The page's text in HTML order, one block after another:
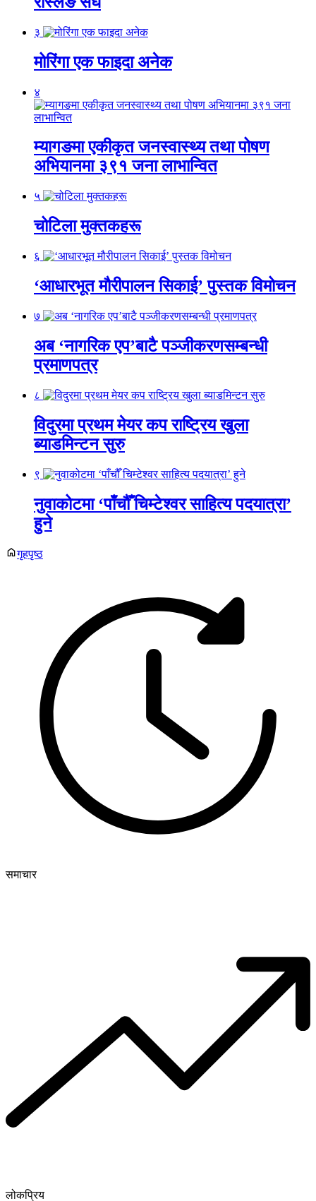
३
मोरिंगा एक फाइदा अनेक
४
म्यागङमा एकीकृत जनस्वास्थ्य तथा पोषण
अभियानमा ३९१ जना लाभान्वित
५
चोटिला मुक्तकहरू
६
‘आधारभूत मौरीपालन सिकाई’ पुस्तक विमोचन
७
अब ‘नागरिक एप’बाटै पञ्जीकरणसम्बन्धी
प्रमाणपत्र
८
विदुरमा प्रथम मेयर कप राष्ट्रिय खुला
ब्याडमिन्टन सुरु
९
नुवाकोटमा ‘पाँचौँ चिम्टेश्वर साहित्य पदयात्रा’
हुने
गृहपृष्ठ
समाचार
लोकप्रिय